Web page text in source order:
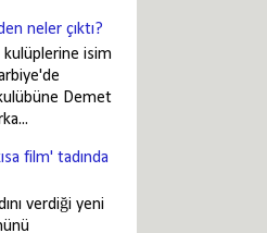
neler çıktı?
kulüplerine isim
Demet
film' tadında
verdiği yeni